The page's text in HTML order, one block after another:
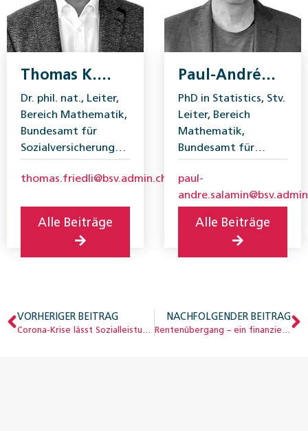
Thomas K.
Friedli
Dr. phil. nat., Leiter,
Bereich Mathematik,
Bundesamt für
Sozialversicherungen
thomas.friedli@bsv.admin.ch
Alle Beiträge
Paul-André
Salamin
PhD in Statistics, Stv.
Leiter, Bereich
Mathematik,
Bundesamt für
(BSV).
paul-
Alle Beiträge
VORHERIGER BEITRAG NACHFOLGENDER BEITRAG